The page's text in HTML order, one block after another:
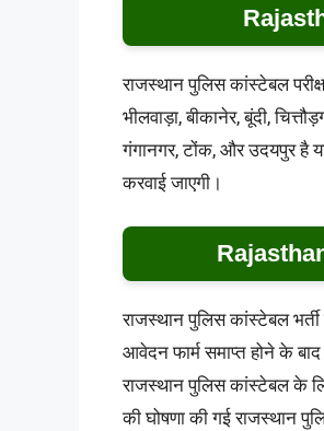
राजस्थान पुलिस कांस्टेबल
भीलवाड़ा, बीकानेर, बूंदी,
गंगानगर, टोंक, और उदयपुर है
करवाई जाएगी।
राजस्थान पुलिस कांस्टेबल
आवेदन फार्म समाप्त होने के
राजस्थान पुलिस कांस्टेबल के
की घोषणा की गई राजस्थान